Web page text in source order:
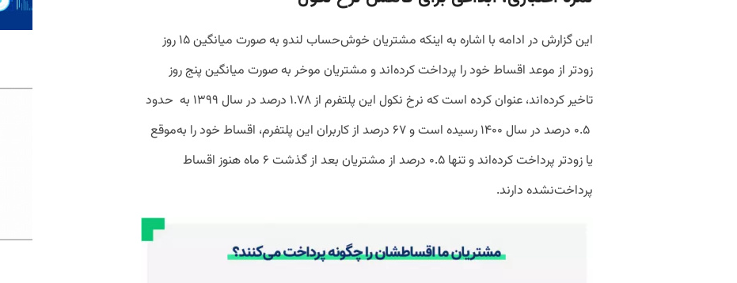
این گزارش در ادامه با اشاره به اینکه مشتریان خوش‌حساب لندو به صورت میانگین ۱۵ روز
زودتر از موعد اقساط خود را پرداخت کرده‌اند و مشتریان موخر به صورت میانگین پنج روز
تاخیر کرده‌اند، عنوان کرده است که نرخ نکول این پلتفرم از ۱.۷۸ درصد در سال ۱۳۹۹ به حدود
۰.۵ درصد در سال ۱۴۰۰ رسیده است و ۶۷ درصد از کاربران این پلتفرم، اقساط خود را به‌موقع
یا زودتر پرداخت کرده‌اند و تنها ۰.۵ درصد از مشتریان بعد از گذشت ۶ ماه هنوز اقساط
پرداخت‌نشده دارند.